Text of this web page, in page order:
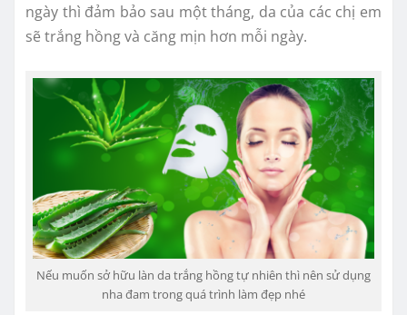
ngày thì đảm bảo sau một tháng, da của các chị em
sẽ trắng hồng và căng mịn hơn mỗi ngày.
Nếu muốn sở hữu làn da trắng hồng tự nhiên thì nên sử dụng
nha đam trong quá trình làm đẹp nhé